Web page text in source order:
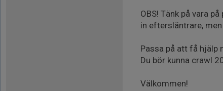
OBS! Tänk på vara
in eftersläntrare,
Passa på att få hjälp
Du bör kunna crawl
Välkommen!